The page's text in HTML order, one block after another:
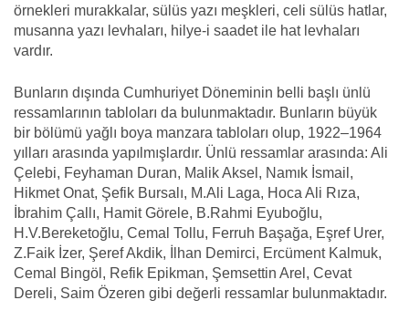
örnekleri murakkalar, sülüs yazı meşkleri, celi sülüs hatlar,
musanna yazı levhaları, hilye-i saadet ile hat levhaları
vardır.
Bunların dışında Cumhuriyet Döneminin belli başlı ünlü
ressamlarının tabloları da bulunmaktadır. Bunların büyük
bir bölümü yağlı boya manzara tabloları olup, 1922–1964
yılları arasında yapılmışlardır. Ünlü ressamlar arasında: Ali
Çelebi, Feyhaman Duran, Malik Aksel, Namık İsmail,
Hikmet Onat, Şefik Bursalı, M.Ali Laga, Hoca Ali Rıza,
İbrahim Çallı, Hamit Görele, B.Rahmi Eyuboğlu,
H.V.Bereketoğlu, Cemal Tollu, Ferruh Başağa, Eşref Urer,
Z.Faik İzer, Şeref Akdik, İlhan Demirci, Ercüment Kalmuk,
Cemal Bingöl, Refik Epikman, Şemsettin Arel, Cevat
Dereli, Saim Özeren gibi değerli ressamlar bulunmaktadır.